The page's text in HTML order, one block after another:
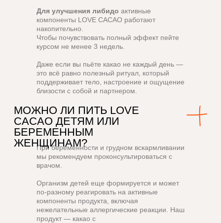
Для улучшения либидо активные
компоненты LOVE CACAO работают
накопительно.
Чтобы почувствовать полный эффект пейте
курсом не менее 3 недель.
Даже если вы пьёте какао не каждый день —
это всё равно полезный ритуал, который
поддерживает тело, настроение и ощущение
близости с собой и партнером.
При беременности и грудном вскармливании
мы рекомендуем проконсультироваться с
врачом.
Организм детей еще формируется и может
по-разному реагировать на активные
компоненты продукта, включая
нежелательные аллергические реакции. Наш
продукт — какао с